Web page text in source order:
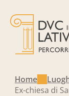
Home
Ex-chiesa di